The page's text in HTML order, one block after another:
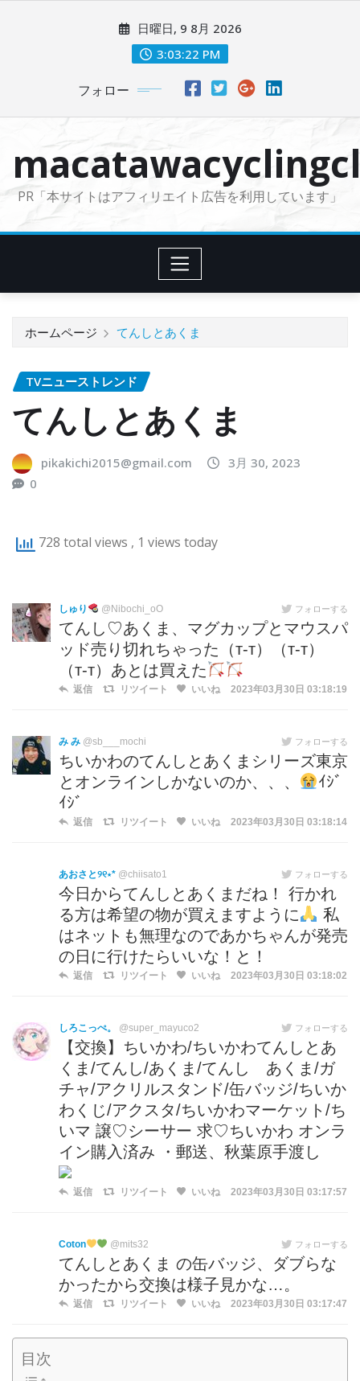
に
日曜日, 9 8月 2026
3:03:24 PM
フォロー
PR「本サイトはアフィリエイト広告を利用しています」
ホームページ てんしとあくま
TVニューストレンド
てんしとあくま
pikakichi2015@gmail.com
3月 30, 2023
0
728 total views , 1 views today
しゅり @Nibochi_oO フォローする
てんし♡あくま、マグカップとマウスパ
ッド売り切れちゃった（т-т）（т-т）
（т-т）あとは買えた
返信 リツイート いいね 2023年03月30日 03:18:19
み み @sb___mochi フォローする
ちいかわのてんしとあくまシリーズ東京
とオンラインしかないのか、、、
ｲｼﾞ
ｲｼﾞ
返信 リツイート いいね 2023年03月30日 03:18:14
あおさと୨୧⋆* @chiisato1 フォローする
今日からてんしとあくまだね！ 行かれ
る方は希望の物が買えますように
私
はネットも無理なのであかちゃんが発売
の日に行けたらいいな！と！
返信 リツイート いいね 2023年03月30日 03:18:02
しろこっぺ。 @super_mayuco2 フォローする
【交換】ちいかわ/ちいかわてんしとあ
くま/てんし/あくま/てんし あくま/ガ
チャ/アクリルスタンド/缶バッジ/ちいか
わくじ/アクスタ/ちいかわマーケット/ち
いマ 譲♡シーサー 求♡ちいかわ オンラ
イン購入済み ・郵送、秋葉原手渡し
返信 リツイート いいね 2023年03月30日 03:17:57
Coton @mits32 フォローする
てんしとあくま の缶バッジ、ダブらな
かったから交換は様子見かな…。
返信 リツイート いいね 2023年03月30日 03:17:47
目次